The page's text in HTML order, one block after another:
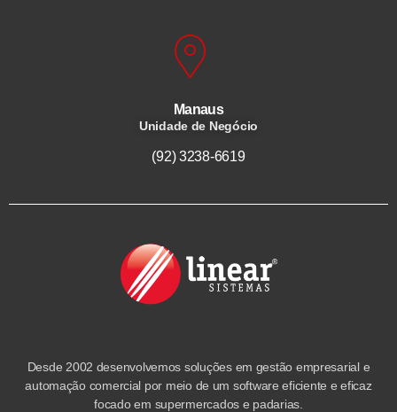
Manaus
Unidade de Negócio
(92) 3238-6619
Desde 2002 desenvolvemos soluções em gestão empresarial e
automação comercial por meio de um software eficiente e eficaz
focado em supermercados e padarias.